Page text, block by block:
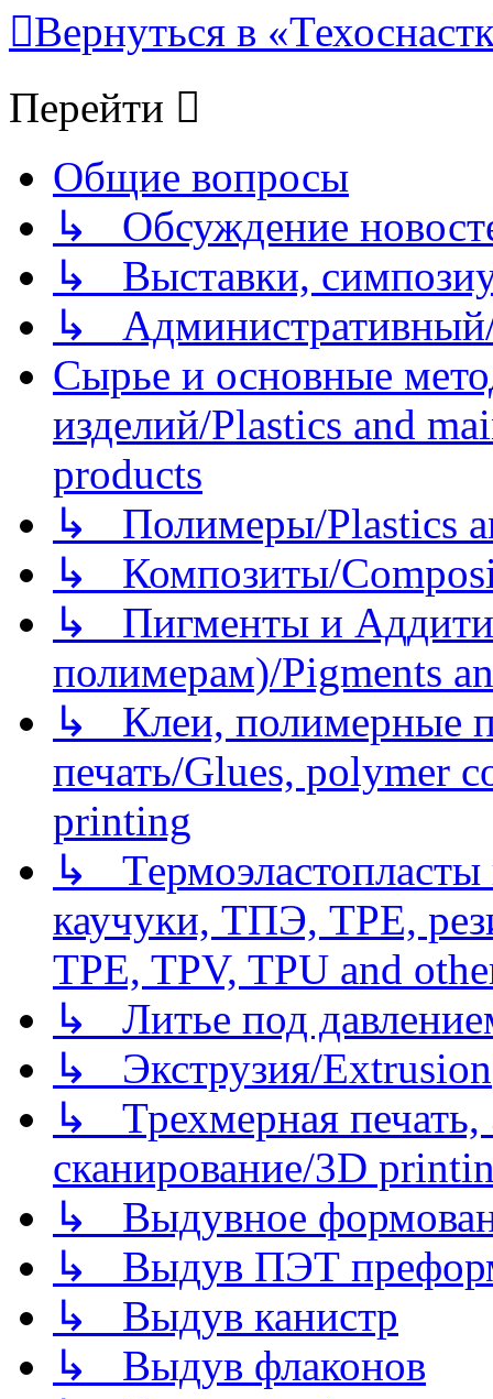
Вернуться в
Перейти
Общие вопросы
↳ Обсуждение
↳ Выставки,
↳
Сырье и основные
изделий/Plastics and
products
↳ Полимеры/Plastics
↳ Композиты/
↳ Пигменты и
полимерам)/Pigments
↳ Клеи, полимерные
печать/Glues, polymer
printing
↳
каучуки, ТПЭ, TPE,
TPE, TPV, TPU and
↳ Литье под
↳ Экструзия/Extrusion
↳ Трехмерная
сканирование/3D
↳ Выдувное
↳ Выдув ПЭТ
↳ Выдув канистр
↳ Выдув флаконов